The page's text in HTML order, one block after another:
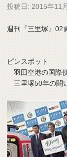
投稿日: 2015年11
週刊『三里塚』02
ピンスポット
羽田空港の国際
三里塚50年の闘